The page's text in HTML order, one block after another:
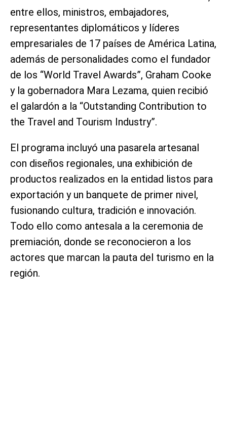
entre ellos, ministros, embajadores,
representantes diplomáticos y líderes
empresariales de 17 países de América Latina,
además de personalidades como el fundador
de los “World Travel Awards”, Graham Cooke
y la gobernadora Mara Lezama, quien recibió
el galardón a la “Outstanding Contribution to
the Travel and Tourism Industry”.
El programa incluyó una pasarela artesanal
con diseños regionales, una exhibición de
productos realizados en la entidad listos para
exportación y un banquete de primer nivel,
fusionando cultura, tradición e innovación.
Todo ello como antesala a la ceremonia de
premiación, donde se reconocieron a los
actores que marcan la pauta del turismo en la
región.